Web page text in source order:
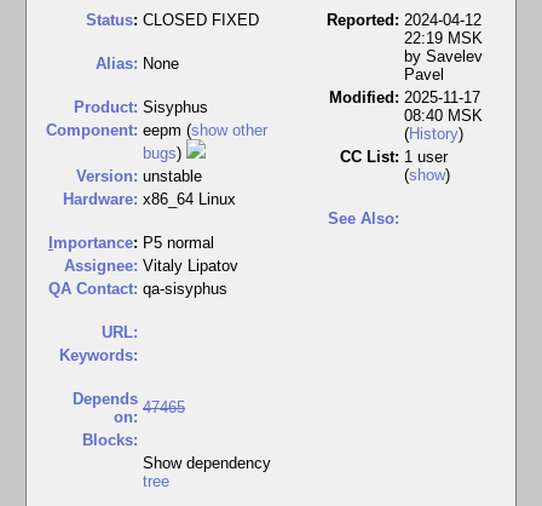
Status: CLOSED FIXED
Alias: None
Product: Sisyphus
Component: eepm (show other
bugs)
Version: unstable
Hardware: x86_64 Linux
mportance: P5 normal
Assignee: Vitaly Lipatov
QA Contact: qa-sisyphus
URL:
Keywords:
Depends
on:
47465
Blocks:
Show dependency
tree
Reported: 2024-04-12
22:19 MSK
by Savelev
Pavel
Modified: 2025-11-17
08:40 MSK
(History)
CC List: 1 user
(show)
See Also: